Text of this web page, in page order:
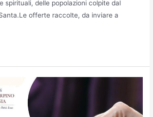
spirituali, delle popolazioni colpite dal
offerte raccolte, da inviare a